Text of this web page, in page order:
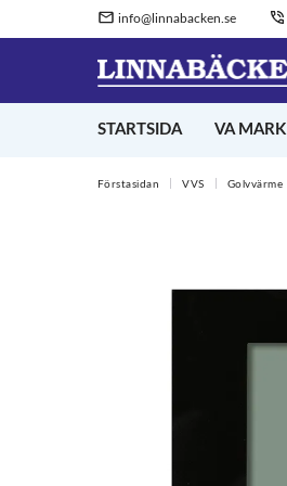
info@linnabacken.se
STARTSIDA VA MARK
Förstasidan VVS Golvvärme